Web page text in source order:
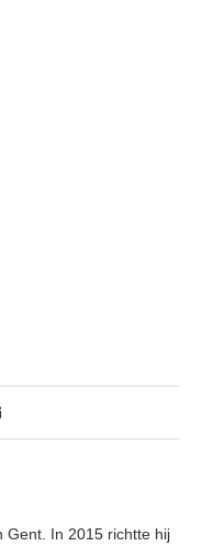
Gent. In 2015 richtte hij